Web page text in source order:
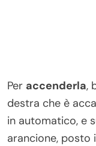
Per accenderla,
destra che è
in automatico, e
arancione, posto